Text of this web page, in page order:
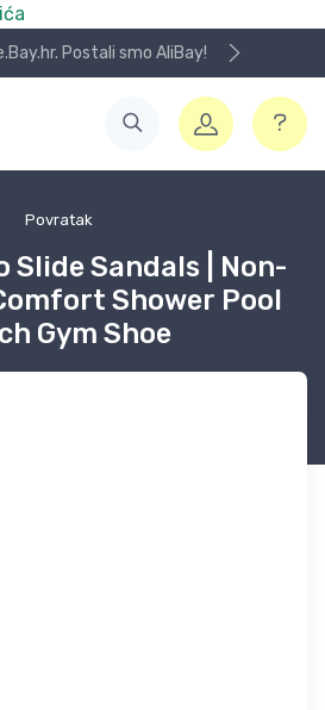
Postali smo AliBay!
Povratak
Slide Sandals | Non-
Shower Pool
Gym Shoe